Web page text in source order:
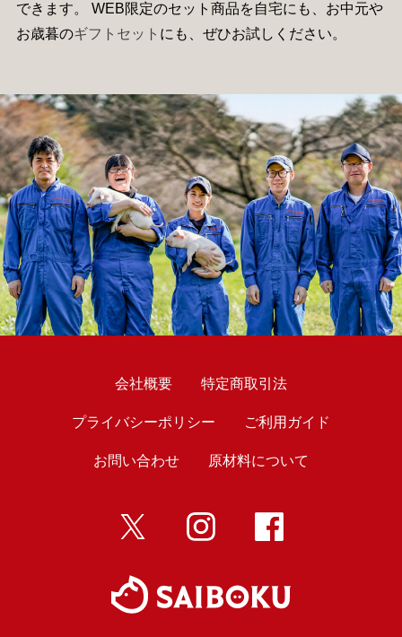
できます。 WEB限定のセット商品を自宅にも、お中元や
お歳暮のギフトセット にも、ぜひお試しください。
会社概要 特定商取引法
プライバシーポリシー ご利用ガイド
お問い合わせ 原材料について
twitter インスタ